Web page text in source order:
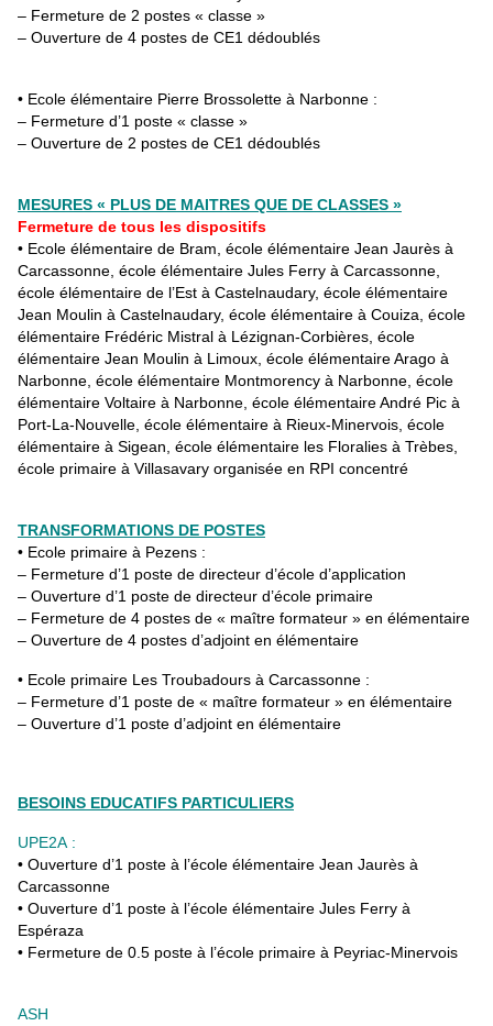
– Fermeture de 2 postes « classe »
– Ouverture de 4 postes de CE1 dédoublés
• Ecole élémentaire Pierre Brossolette à Narbonne :
– Fermeture d’1 poste « classe »
– Ouverture de 2 postes de CE1 dédoublés
MESURES « PLUS DE MAITRES QUE DE CLASSES »
Fermeture de tous les dispositifs
• Ecole élémentaire de Bram, école élémentaire Jean Jaurès à
Carcassonne, école élémentaire Jules Ferry à Carcassonne,
école élémentaire de l’Est à Castelnaudary, école élémentaire
Jean Moulin à Castelnaudary, école élémentaire à Couiza, école
élémentaire Frédéric Mistral à Lézignan-Corbières, école
élémentaire Jean Moulin à Limoux, école élémentaire Arago à
Narbonne, école élémentaire Montmorency à Narbonne, école
élémentaire Voltaire à Narbonne, école élémentaire André Pic à
Port-La-Nouvelle, école élémentaire à Rieux-Minervois, école
élémentaire à Sigean, école élémentaire les Floralies à Trèbes,
école primaire à Villasavary organisée en RPI concentré
TRANSFORMATIONS DE POSTES
• Ecole primaire à Pezens :
– Fermeture d’1 poste de directeur d’école d’application
– Ouverture d’1 poste de directeur d’école primaire
– Fermeture de 4 postes de « maître formateur » en élémentaire
– Ouverture de 4 postes d’adjoint en élémentaire
• Ecole primaire Les Troubadours à Carcassonne :
– Fermeture d’1 poste de « maître formateur » en élémentaire
– Ouverture d’1 poste d’adjoint en élémentaire
BESOINS EDUCATIFS PARTICULIERS
UPE2A :
• Ouverture d’1 poste à l’école élémentaire Jean Jaurès à
Carcassonne
• Ouverture d’1 poste à l’école élémentaire Jules Ferry à
Espéraza
• Fermeture de 0.5 poste à l’école primaire à Peyriac-Minervois
ASH